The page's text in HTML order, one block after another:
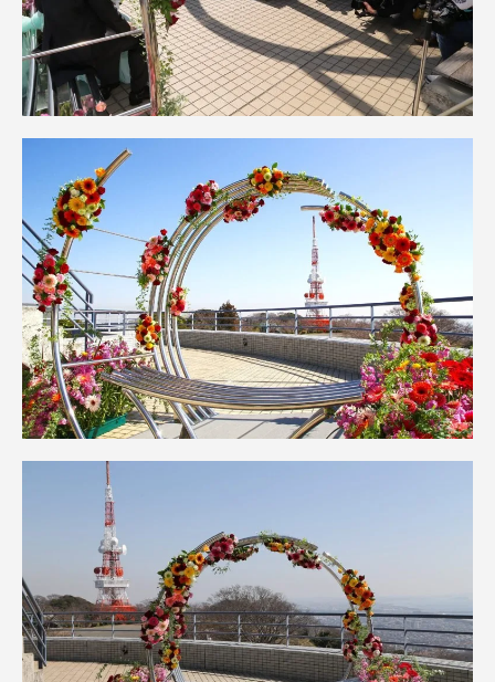
TOKAIスポーツ
ニュースリリース
卒業にあたってのアンケート
教育研究上の目的及び養成する人材像と３つの
ポリシー